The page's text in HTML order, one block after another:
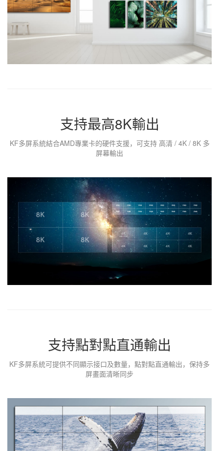
支持最高8K輸出
KF多屏系統結合AMD專業卡的硬件支援，可支持 高清 / 4K / 8K 多
屏幕輸出
支持點對點直通輸出
KF多屏系統可提供不同顯示接口及數量，點對點直通輸出，保持多
屏畫面清晰同步